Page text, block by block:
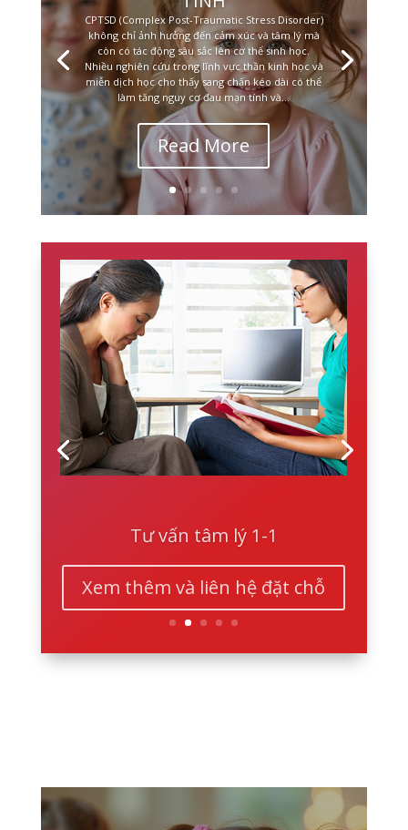
CPTSD (Complex Post-Traumatic Stress Disorder)
không chỉ ảnh hưởng đến cảm xúc và tâm lý mà
còn có tác động sâu sắc lên cơ thể sinh học.
Nhiều nghiên cứu trong lĩnh vực thần kinh học và
miễn dịch học cho thấy sang chấn kéo dài có thể
làm tăng nguy cơ đau mạn tính và...
Read More
Tư vấn tâm lý 1-1
Xem thêm và liên hệ đặt chỗ